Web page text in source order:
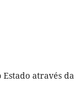
através da